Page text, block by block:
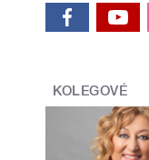
KOLEGOVÉ